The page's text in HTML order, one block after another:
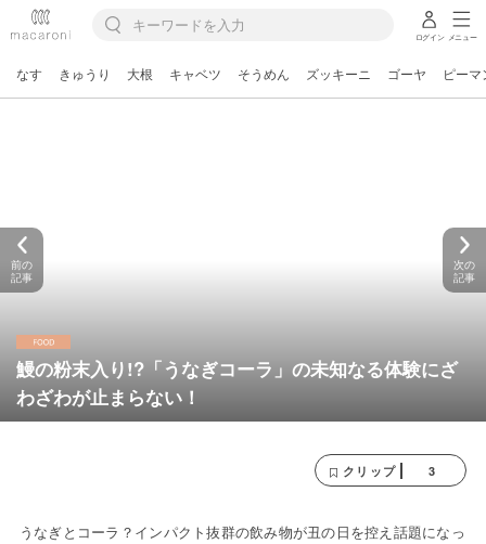
ログイン メニュー
なす きゅうり 大根 キャベツ そうめん ズッキーニ ゴーヤ ピーマ
鰻の粉末入り!?「うなぎコーラ」の未知なる体験にざ
わざわが止まらない！
前の
記事
次の
記事
クリップ 3
うなぎとコーラ？インパクト抜群の飲み物が丑の日を控え話題になっ